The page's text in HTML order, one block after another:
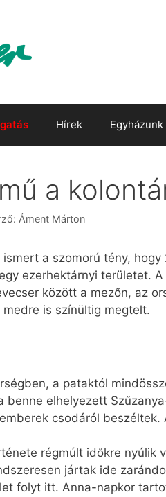
Hírek Egyházunk
a
Áment Márton
a szomorú tény,
ezerhektárnyi területet.
között a mezőn, az
is színültig megtelt.
a pataktól
benne elhelyezett
csodáról
régmúlt időkre nyúlik
jártak ide
folyt itt. Anna-napkor